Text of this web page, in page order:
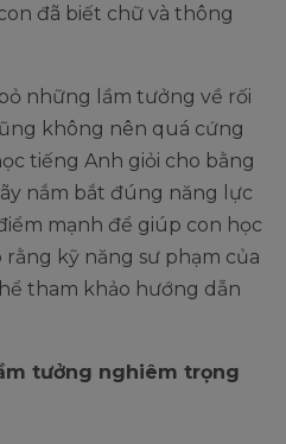
đã biết chữ và thông
những lầm tưởng về rối
không nên quá cứng
tiếng Anh giỏi cho bằng
nắm bắt đúng năng lực
mạnh để giúp con học
kỹ năng sư phạm của
tham khảo hướng dẫn
tưởng nghiêm trọng